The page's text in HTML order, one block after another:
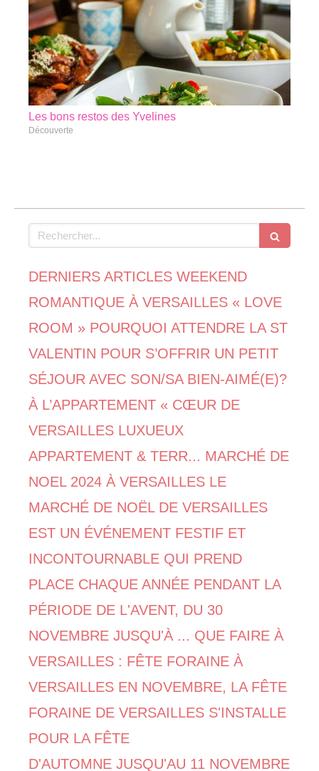
Les bons restos des Yvelines
Découverte
Rechercher
DERNIERS ARTICLES WEEKEND
ROMANTIQUE À VERSAILLES « LOVE
ROOM » POURQUOI ATTENDRE LA ST
VALENTIN POUR S’OFFRIR UN PETIT
SÉJOUR AVEC SON/SA BIEN-AIMÉ(E)?
À L’APPARTEMENT « CŒUR DE
VERSAILLES LUXUEUX
APPARTEMENT & TERR... MARCHÉ DE
NOEL 2024 À VERSAILLES LE
MARCHÉ DE NOËL DE VERSAILLES
EST UN ÉVÉNEMENT FESTIF ET
INCONTOURNABLE QUI PREND
PLACE CHAQUE ANNÉE PENDANT LA
PÉRIODE DE L'AVENT, DU 30
NOVEMBRE JUSQU'À ... QUE FAIRE À
VERSAILLES : FÊTE FORAINE À
VERSAILLES EN NOVEMBRE, LA FÊTE
FORAINE DE VERSAILLES S'INSTALLE
POUR LA FÊTE
D'AUTOMNE JUSQU'AU 11 NOVEMBRE